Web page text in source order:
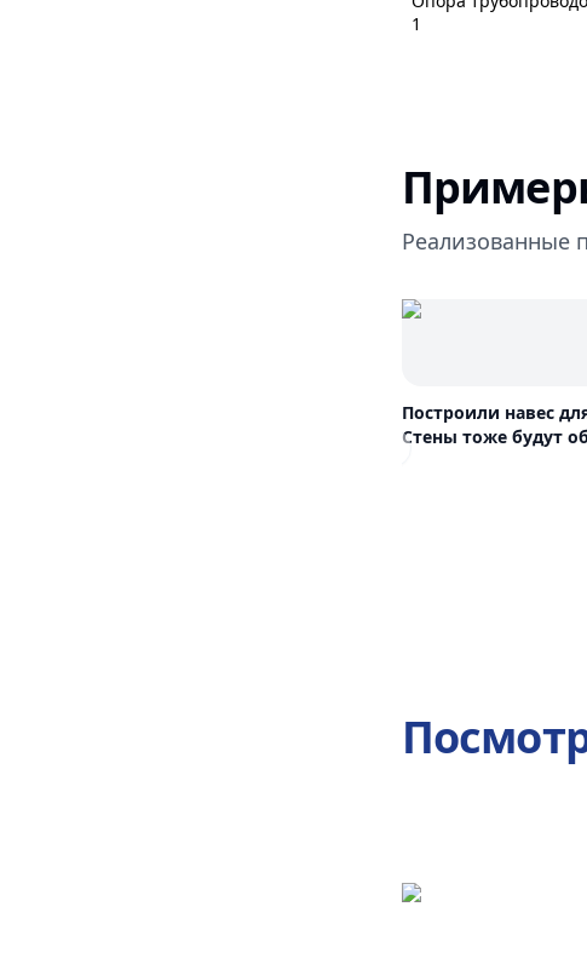
1
Реализованные
Построили навес
Стены тоже будут